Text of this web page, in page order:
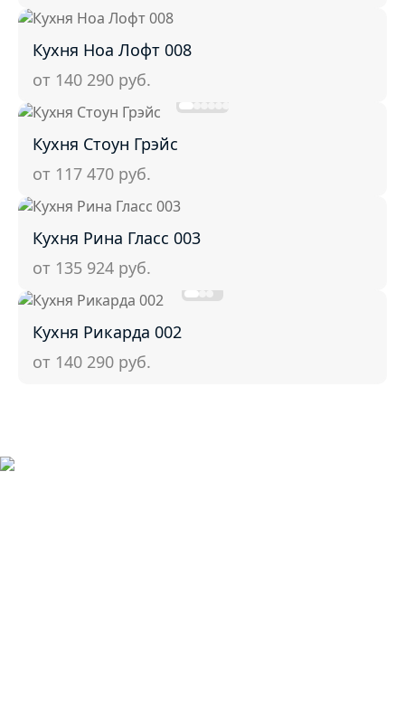
Кухня Ноа Лофт 008
от 140 290 руб.
Кухня Стоун Грэйс
от 117 470 руб.
Кухня Рина Гласс 003
от 135 924 руб.
Кухня Рикарда 002
от 140 290 руб.